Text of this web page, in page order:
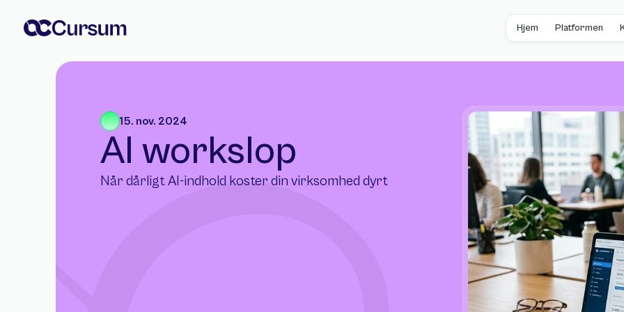
15. nov. 2024
AI workslop
Når dårligt AI-indhold koster din virksomhed dyrt
Hjem Platformen